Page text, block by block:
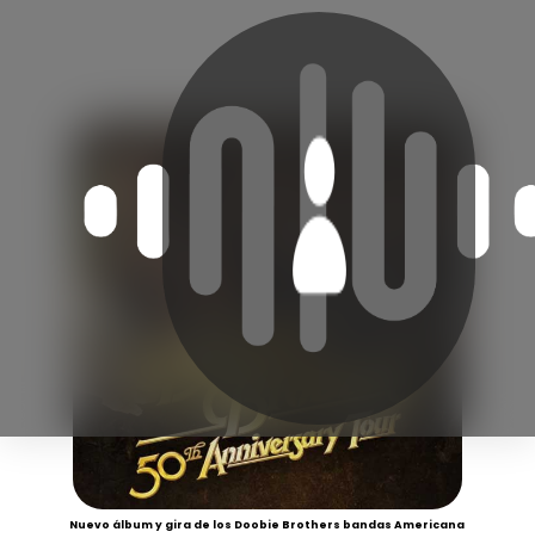
Nuevo álbum y gira de los Doobie Brothers bandas Americana